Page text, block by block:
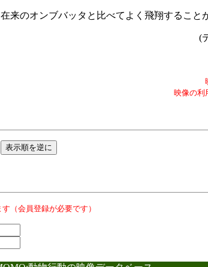
来のオンブバッタと比べてよく飛翔すること
(
映像の利
（会員登録が必要です）